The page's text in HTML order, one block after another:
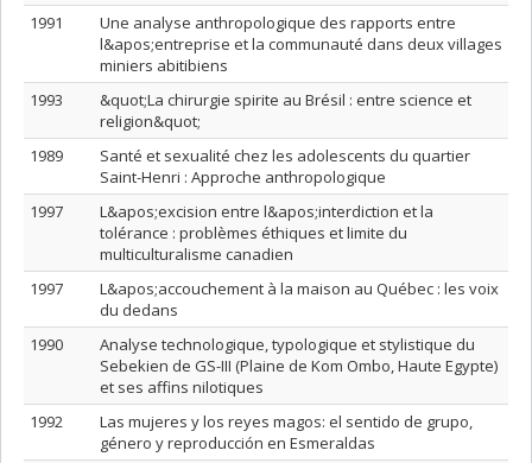
1991
Une analyse anthropologique des rapports entre
l&apos;entreprise et la communauté dans deux villages
miniers abitibiens
1993
&quot;La chirurgie spirite au Brésil : entre science et
religion&quot;
1989
Santé et sexualité chez les adolescents du quartier
Saint-Henri : Approche anthropologique
1997
L&apos;excision entre l&apos;interdiction et la
tolérance : problèmes éthiques et limite du
multiculturalisme canadien
1997
L&apos;accouchement à la maison au Québec : les voix
du dedans
1990
Analyse technologique, typologique et stylistique du
Sebekien de GS-III (Plaine de Kom Ombo, Haute Egypte)
et ses affins nilotiques
1992
Las mujeres y los reyes magos: el sentido de grupo,
género y reproducción en Esmeraldas